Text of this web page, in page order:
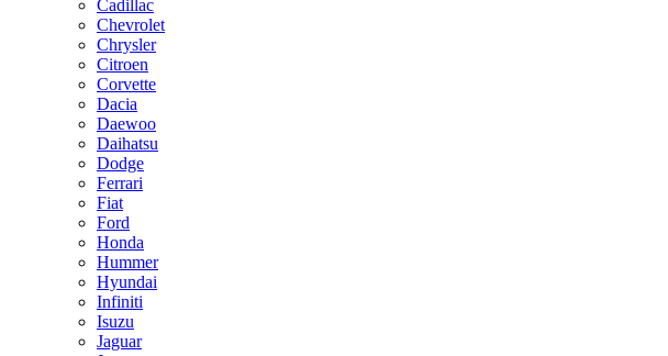
Cadillac
Chevrolet
Chrysler
Citroen
Corvette
Dacia
Daewoo
Daihatsu
Dodge
Ferrari
Fiat
Ford
Honda
Hummer
Hyundai
Infiniti
Isuzu
Jaguar